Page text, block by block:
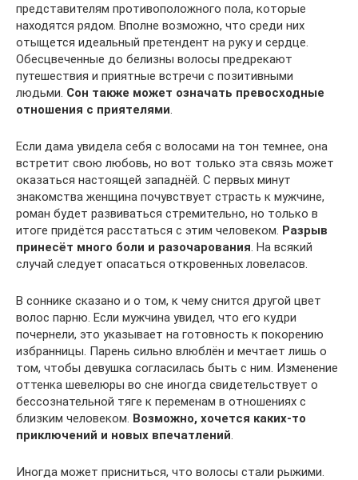
представителям противоположного пола, которые
находятся рядом. Вполне возможно, что среди них
отыщется идеальный претендент на руку и сердце.
Обесцвеченные до белизны волосы предрекают
путешествия и приятные встречи с позитивными
людьми. Сон также может означать превосходные
отношения с приятелями.
Если дама увидела себя с волосами на тон темнее, она
встретит свою любовь, но вот только эта связь может
оказаться настоящей западнёй. С первых минут
знакомства женщина почувствует страсть к мужчине,
роман будет развиваться стремительно, но только в
итоге придётся расстаться с этим человеком. Разрыв
принесёт много боли и разочарования. На всякий
случай следует опасаться откровенных ловеласов.
В соннике сказано и о том, к чему снится другой цвет
волос парню. Если мужчина увидел, что его кудри
почернели, это указывает на готовность к покорению
избранницы. Парень сильно влюблён и мечтает лишь о
том, чтобы девушка согласилась быть с ним. Изменение
оттенка шевелюры во сне иногда свидетельствует о
бессознательной тяге к переменам в отношениях с
близким человеком. Возможно, хочется каких-то
приключений и новых впечатлений.
Иногда может присниться, что волосы стали рыжими.